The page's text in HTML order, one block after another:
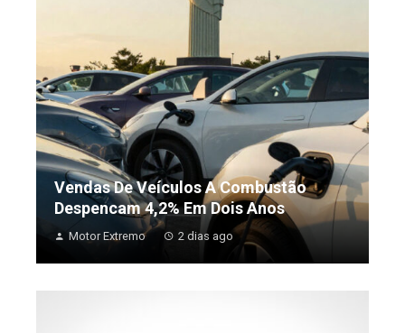
Vendas De Veículos A Combustão
Despencam 4,2% Em Dois Anos
Motor Extremo 2 dias ago